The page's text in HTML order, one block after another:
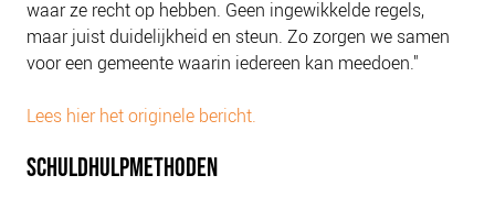
waar ze recht op hebben. Geen ingewikkelde regels,
maar juist duidelijkheid en steun. Zo zorgen we samen
voor een gemeente waarin iedereen kan meedoen."
Lees hier het originele bericht.
SCHULDHULPMETHODEN